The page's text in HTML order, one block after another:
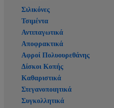
Σιλικόνες
Τσιμέντα
Αντιπαγωτικά
Αποφρακτικά
Αφροί Πολυουρεθάνης
Δίσκοι Κοπής
Καθαριστικά
Στεγανοποιητικά
Συγκολλητικά